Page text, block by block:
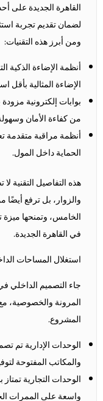
القاهرة الجديدة على
لضمان تقديم تجربة
ومن أبرز هذه التقنيات:
أنظمة الإضاءة الذكية
الإضاءة المثالية بأقل
بوابات إلكترونية
من كفاءة الأمان
أنظمة مراقبة
الحماية داخل المول.
هذه التفاصيل التقنية
والزوار، بل ترفع
الخامس، وتمنحها ميزة
في القاهرة الجديدة.
استغلال المساحات
جاء التصميم الداخلي
المرونة والخصوصية،
المشروع.
الوحدات الإدارية تم
والمكاتب المفتوحة
الوحدات التجارية
واسعة على الممرات